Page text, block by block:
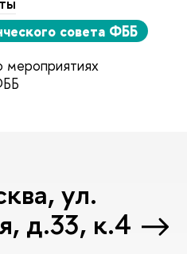
совета ФББ
мероприятиях
ул.
д.33, к.4